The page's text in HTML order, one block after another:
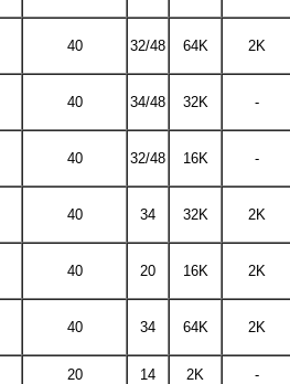
40 32/48 64K 2K
40 34/48 32K -
40 32/48 16K -
40 34 32K 2K
40 20 16K 2K
40 34 64K 2K
20 14 2K -